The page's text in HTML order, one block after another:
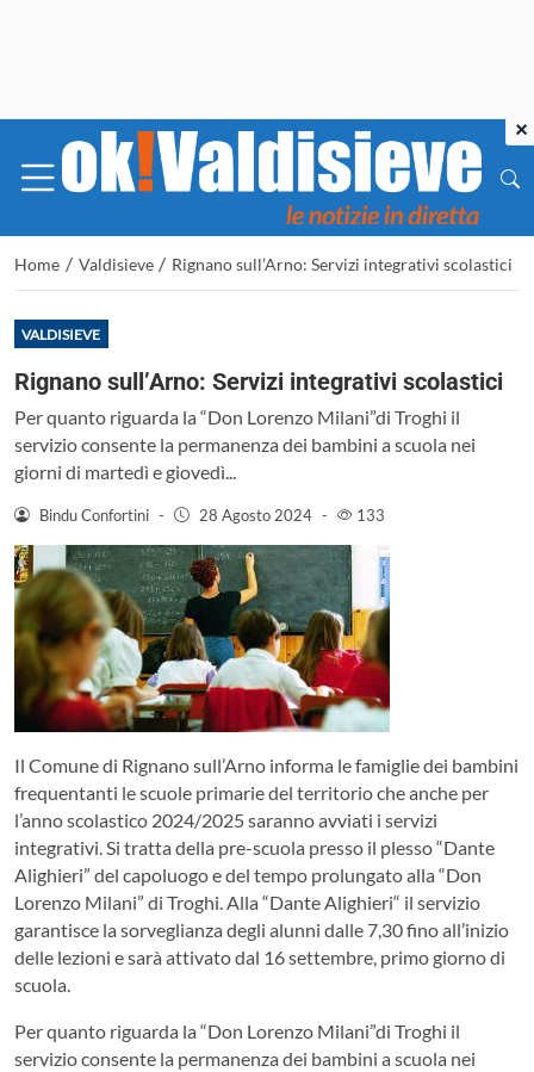
Home / Valdisieve / Rignano sull’Arno: Servizi integrativi scolastici
VALDISIEVE
Rignano sull’Arno: Servizi integrativi scolastici
Per quanto riguarda la “Don Lorenzo Milani”di Troghi il
servizio consente la permanenza dei bambini a scuola nei
giorni di martedì e giovedì...
Bindu Confortini - 28 Agosto 2024 - 133
Il Comune di Rignano sull’Arno informa le famiglie dei bambini
frequentanti le scuole primarie del territorio che anche per
l’anno scolastico 2024/2025 saranno avviati i servizi
integrativi. Si tratta della pre-scuola presso il plesso “Dante
Alighieri” del capoluogo e del tempo prolungato alla “Don
Lorenzo Milani” di Troghi. Alla “Dante Alighieri“ il servizio
garantisce la sorveglianza degli alunni dalle 7,30 fino all’inizio
delle lezioni e sarà attivato dal 16 settembre, primo giorno di
scuola.
Per quanto riguarda la “Don Lorenzo Milani”di Troghi il
servizio consente la permanenza dei bambini a scuola nei
×